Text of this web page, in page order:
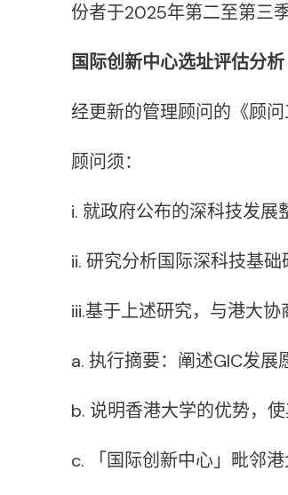
份者于2025年第二至第三
国际创新中心选址评估分
经更新的管理顾问的《顾
顾问须：
i. 就政府公布的深科技发展
ii. 研究分析国际深科技基
iii.基于上述研究，与港大
a. 执行摘要：阐述GIC发展
b. 说明香港大学的优势，
c. 「国际创新中心」毗邻